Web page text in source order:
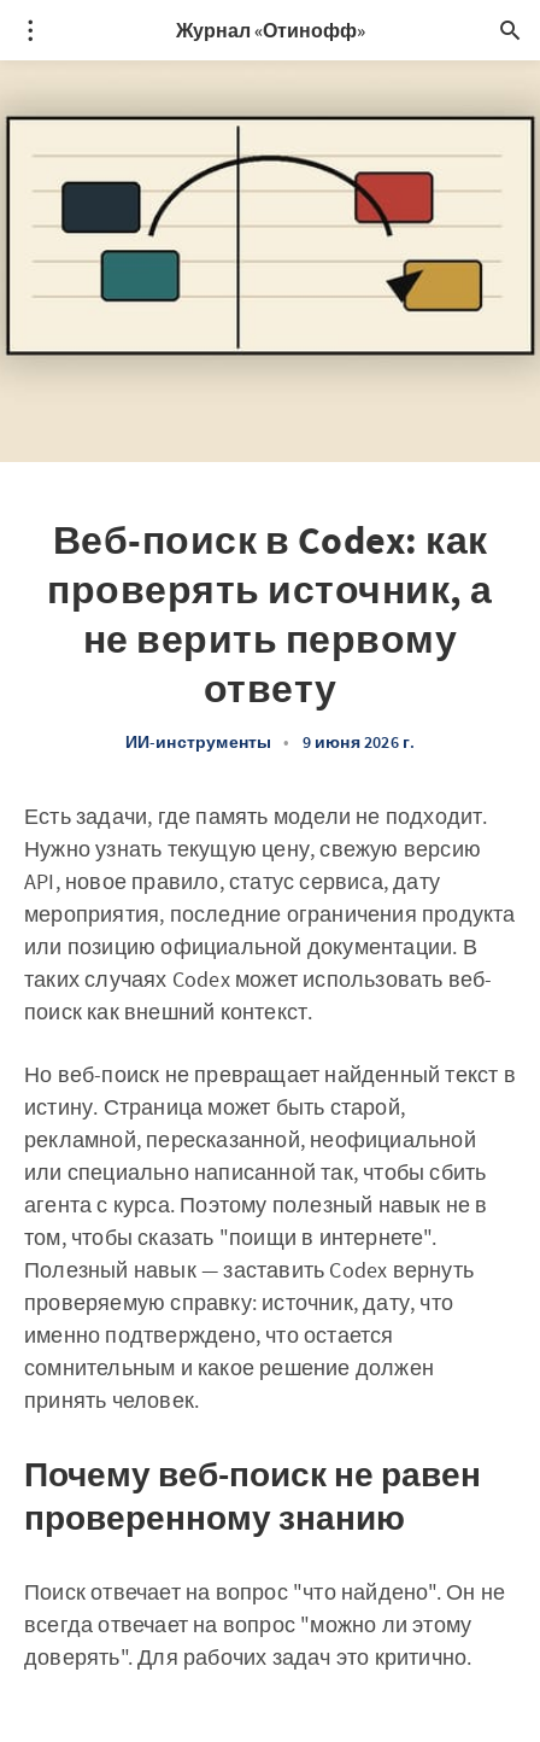
Журнал «Отинофф»
Веб-поиск в Codex: как
проверять источник, а
не верить первому
ответу
ИИ-инструменты • 9 июня 2026 г.
Есть задачи, где память модели не подходит.
Нужно узнать текущую цену, свежую версию
API, новое правило, статус сервиса, дату
мероприятия, последние ограничения продукта
или позицию официальной документации. В
таких случаях Codex может использовать веб-
поиск как внешний контекст.
Но веб-поиск не превращает найденный текст в
истину. Страница может быть старой,
рекламной, пересказанной, неофициальной
или специально написанной так, чтобы сбить
агента с курса. Поэтому полезный навык не в
том, чтобы сказать "поищи в интернете".
Полезный навык — заставить Codex вернуть
проверяемую справку: источник, дату, что
именно подтверждено, что остается
сомнительным и какое решение должен
принять человек.
Почему веб-поиск не равен
проверенному знанию
Поиск отвечает на вопрос "что найдено". Он не
всегда отвечает на вопрос "можно ли этому
доверять". Для рабочих задач это критично.